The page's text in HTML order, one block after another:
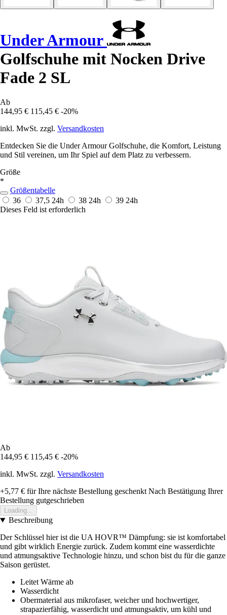
Under Armour
Golfschuhe mit Nocken Drive
Fade 2 SL
Ab
144,95 € 115,45 € -20%
inkl. MwSt. zzgl. Versandkosten
Entdecken Sie die Under Armour Golfschuhe, die Komfort, Leistung
und Stil vereinen, um Ihr Spiel auf dem Platz zu verbessern.
Größe
*
Größentabelle
36
37,5 24h 38 24h 39 24h
Dieses Feld ist erforderlich
Ab
144,95 € 115,45 € -20%
inkl. MwSt. zzgl. Versandkosten
+5,77 € für Ihre nächste Bestellung geschenkt Nach Bestätigung Ihrer
Bestellung gutgeschrieben
Loading...
Beschreibung
Der Schlüssel hier ist die UA HOVR™ Dämpfung: sie ist komfortabel
und gibt wirklich Energie zurück. Zudem kommt eine wasserdichte
und atmungsaktive Technologie hinzu, und schon bist du für die ganze
Saison gerüstet.
Leitet Wärme ab
Wasserdicht
Obermaterial aus mikrofaser, weicher und hochwertiger,
strapazierfähig, wasserdicht und atmungsaktiv, um kühl und